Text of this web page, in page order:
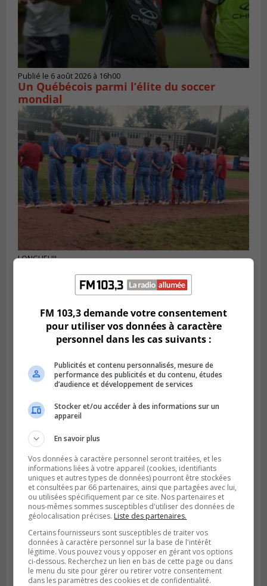
Publié le 6 août 2026 à 16h00
Un Québécois parmi l’élite du soccer
mondial
LONGUEUIL
Une poussée tardive propulse les Ducs
vers la victoire à Laval
LONGUEUIL
Publié le 5 août 2026 à 08h38
Les Ducs s’inclinent 4‑3 face à ABC 16U
dans un match serré à Longueuil
FM 103,3 demande votre consentement
pour utiliser vos données à caractère
personnel dans les cas suivants :
Publicités et contenu personnalisés, mesure de
performance des publicités et du contenu, études
d’audience et développement de services
Stocker et/ou accéder à des informations sur un
appareil
En savoir plus
Vos données à caractère personnel seront traitées, et les
informations liées à votre appareil (cookies, identifiants
uniques et autres types de données) pourront être stockées
et consultées par 66 partenaires, ainsi que partagées avec lui,
ou utilisées spécifiquement par ce site. Nos partenaires et
nous-mêmes sommes susceptibles d'utiliser des données de
géolocalisation précises. Liste des partenaires.
Certains fournisseurs sont susceptibles de traiter vos
données à caractère personnel sur la base de l'intérêt
légitime. Vous pouvez vous y opposer en gérant vos options
ci-dessous. Recherchez un lien en bas de cette page ou dans
le menu du site pour gérer ou retirer votre consentement
dans les paramètres des cookies et de confidentialité.